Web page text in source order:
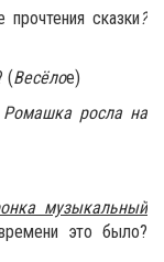
сказки?
(Весёлое)
росла на
музыкальный
это было?